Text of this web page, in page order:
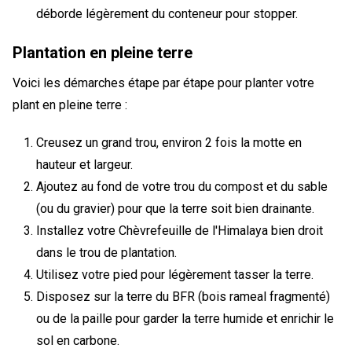
déborde légèrement du conteneur pour stopper.
Plantation en pleine terre
Voici les démarches étape par étape pour planter votre
plant en pleine terre :
Creusez un grand trou, environ 2 fois la motte en
hauteur et largeur.
Ajoutez au fond de votre trou du compost et du sable
(ou du gravier) pour que la terre soit bien drainante.
Installez votre Chèvrefeuille de l'Himalaya bien droit
dans le trou de plantation.
Utilisez votre pied pour légèrement tasser la terre.
Disposez sur la terre du BFR (bois rameal fragmenté)
ou de la paille pour garder la terre humide et enrichir le
sol en carbone.